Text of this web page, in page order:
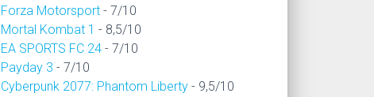
Forza Motorsport - 7/10
Mortal Kombat 1 - 8,5/10
EA SPORTS FC 24 - 7/10
Payday 3 - 7/10
Cyberpunk 2077: Phantom Liberty - 9,5/10